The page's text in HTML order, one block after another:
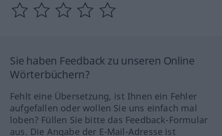
Sie haben Feedback zu unseren Online
Wörterbüchern?
Fehlt eine Übersetzung, ist Ihnen ein Fehler
aufgefallen oder wollen Sie uns einfach mal
loben? Füllen Sie bitte das Feedback-Formular
aus. Die Angabe der E-Mail-Adresse ist